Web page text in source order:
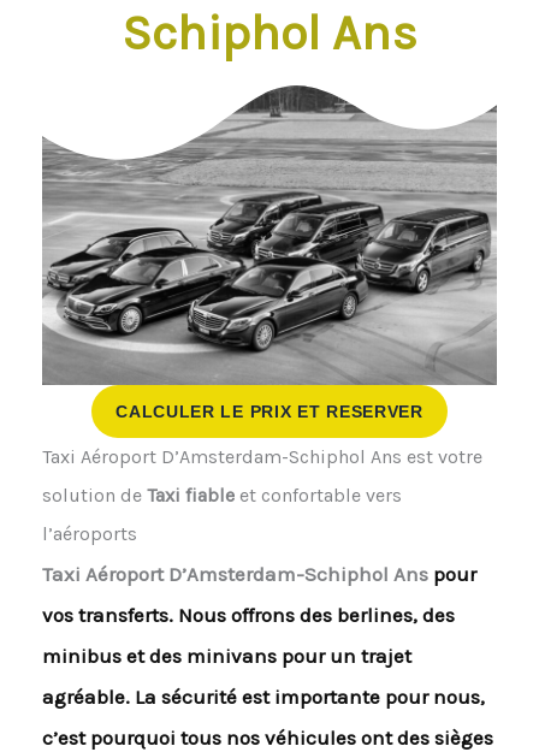
Schiphol Ans
CALCULER LE PRIX ET RESERVER
Taxi Aéroport D’Amsterdam-Schiphol Ans est votre
solution de Taxi fiableet confortable vers
l’aéroports
Taxi Aéroport D’Amsterdam-Schiphol Anspour
vos transferts. Nous offrons des berlines, des
minibus et des minivans pour un trajet
agréable. La sécurité est importante pour nous,
c’est pourquoi tous nos véhicules ont des sièges